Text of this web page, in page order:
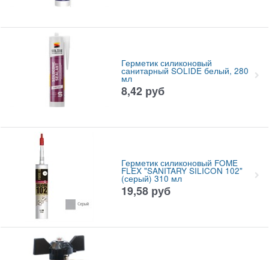
Герметик силиконовый
санитарный SOLIDE белый, 280
мл
8,42 руб
Герметик силиконовый FOME
FLEX "SANITARY SILICON 102"
(серый) 310 мл
19,58 руб